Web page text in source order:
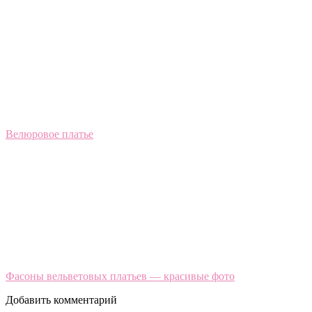
Велюровое платье
Фасоны вельветовых платьев — красивые фото
Добавить комментарий